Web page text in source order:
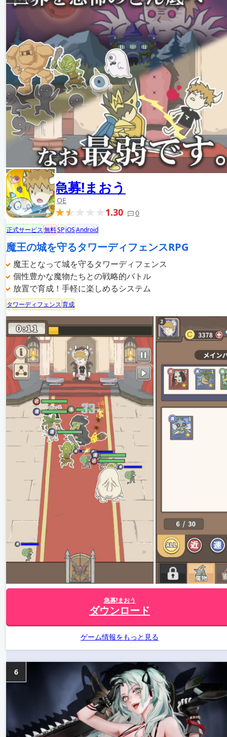
急募!まおう
JOE
1.30 0
正式サービス無料SPiOSAndroid
魔王の城を守るタワーディフェンスRPG
魔王となって城を守るタワーディフェンス
個性豊かな魔物たちとの戦略的バトル
放置で育成！手軽に楽しめるシステム
タワーディフェンス育成
急募!まおう
ダウンロード
ゲーム情報をもっと見る
6